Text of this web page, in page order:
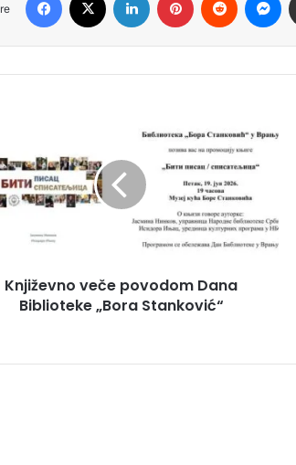
Književno veče povodom Dana
Biblioteke „Bora Stanković“